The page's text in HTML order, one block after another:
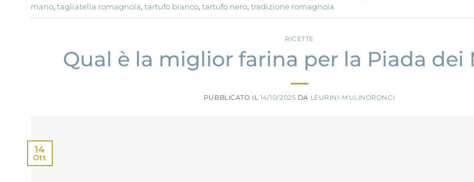
mano, tagliatella romagnola, tartufo bianco, tartufo nero, tradizione romagnola
RICETTE
Qual è la miglior farina per la Piada dei
PUBBLICATO IL 14/10/2025 DA LEURINI-MULINORONCI
14
Ott